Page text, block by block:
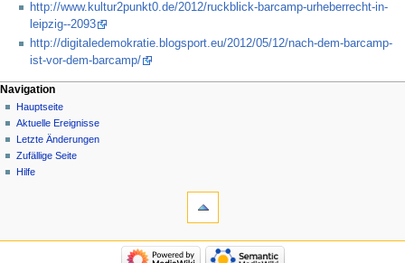
http://www.kultur2punkt0.de/2012/ruckblick-barcamp-urheberrecht-in-
leipzig--2093
http://digitaledemokratie.blogsport.eu/2012/05/12/nach-dem-barcamp-
ist-vor-dem-barcamp/
Navigation
Hauptseite
Aktuelle Ereignisse
Letzte Änderungen
Zufällige Seite
Hilfe